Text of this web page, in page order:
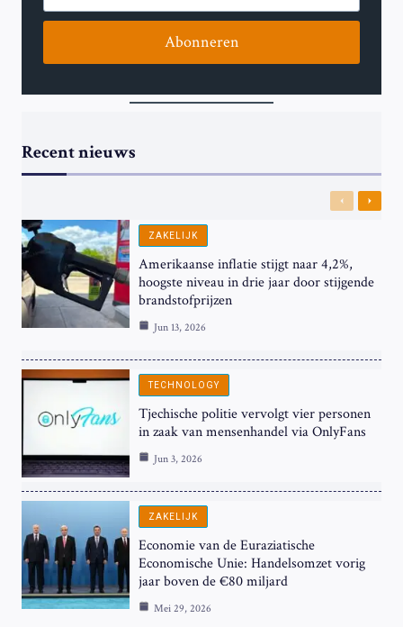
Abonneren
Recent nieuws
Previous
Next
ZAKELIJK
Amerikaanse inflatie stijgt naar 4,2%,
hoogste niveau in drie jaar door stijgende
brandstofprijzen
Jun 13, 2026
TECHNOLOGY
Tjechische politie vervolgt vier personen
in zaak van mensenhandel via OnlyFans
Jun 3, 2026
ZAKELIJK
Economie van de Euraziatische
Economische Unie: Handelsomzet vorig
jaar boven de €80 miljard
Mei 29, 2026